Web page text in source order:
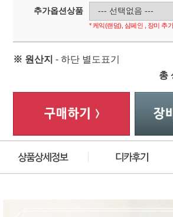
추가옵션상품
* 케익(랜덤), 샴페인 , 장미 추
※ 원산지 - 하단 별도표기
총